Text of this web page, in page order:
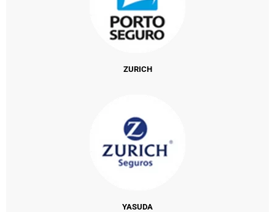
ZURICH
YASUDA